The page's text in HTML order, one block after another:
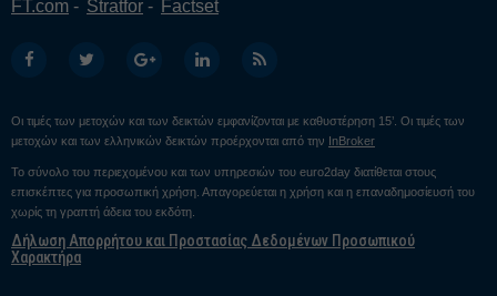
FT.com Stratfor Factset
Οι τιμές των μετοχών και των δεικτών εμφανίζονται με καθυστέρηση 15’. Οι τιμές των
μετοχών και των ελληνικών δεικτών προέρχονται από την InBroker
Το σύνολο του περιεχομένου και των υπηρεσιών του euro2day διατίθεται στους
επισκέπτες για προσωπική χρήση. Απαγορεύεται η χρήση και η επαναδημοσίευσή του
χωρίς τη γραπτή άδεια του εκδότη.
Δήλωση Απορρήτου και Προστασίας Δεδομένων Προσωπικού
Χαρακτήρα